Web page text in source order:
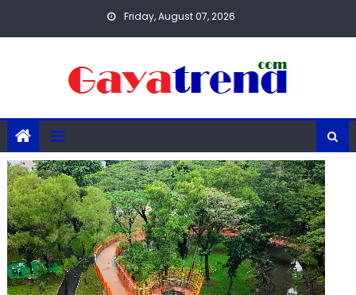
Friday, August 07, 2026